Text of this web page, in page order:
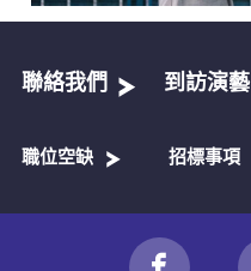
聯絡我們 到訪演藝
職位空缺 招標事項